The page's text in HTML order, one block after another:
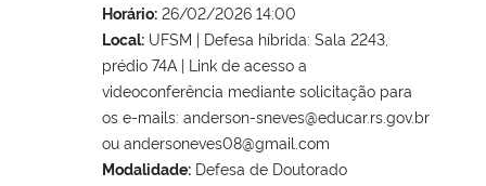
Horário: 26/02/2026 14:00
Local: UFSM | Defesa híbrida: Sala 2243,
prédio 74A | Link de acesso a
videoconferência mediante solicitação para
os e-mails: anderson-sneves@educar.rs.gov.br
ou andersoneves08@gmail.com
Modalidade: Defesa de Doutorado